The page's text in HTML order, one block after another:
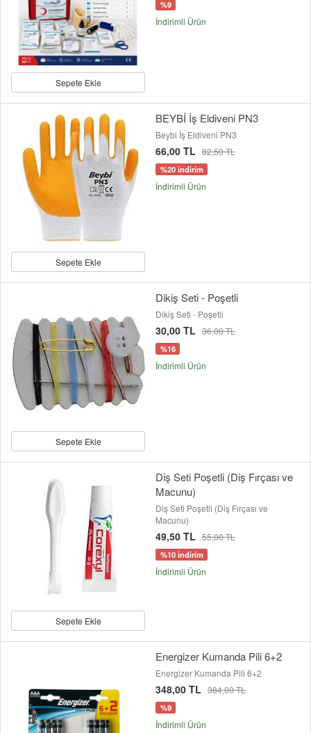
Sepete Ekle
%9
İndirimli Ürün
Sepete Ekle
BEYBİ İş Eldiveni PN3
Beybi İş Eldiveni PN3
66,00 TL 82,50 TL
%20 indirim
İndirimli Ürün
Sepete Ekle
Dikiş Seti - Poşetli
Dikiş Seti - Poşetli
30,00 TL 36,00 TL
%16
İndirimli Ürün
Sepete Ekle
Diş Seti Poşetli (Diş Fırçası ve
Macunu)
Diş Seti Poşetli (Diş Fırçası ve
Macunu)
49,50 TL 55,00 TL
%10 indirim
İndirimli Ürün
Energizer Kumanda Pili 6+2
Energizer Kumanda Pili 6+2
348,00 TL 384,00 TL
%9
İndirimli Ürün